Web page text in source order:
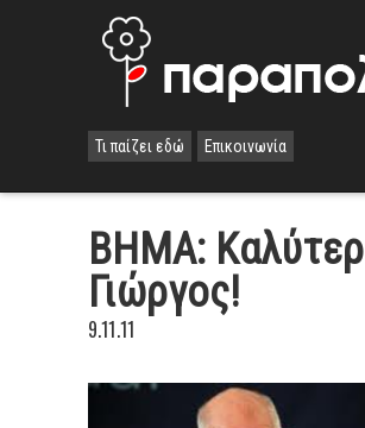
Τι παίζει εδώ Επικοινωνία
ΒΗΜΑ:
Γιώργος!
9.11.11